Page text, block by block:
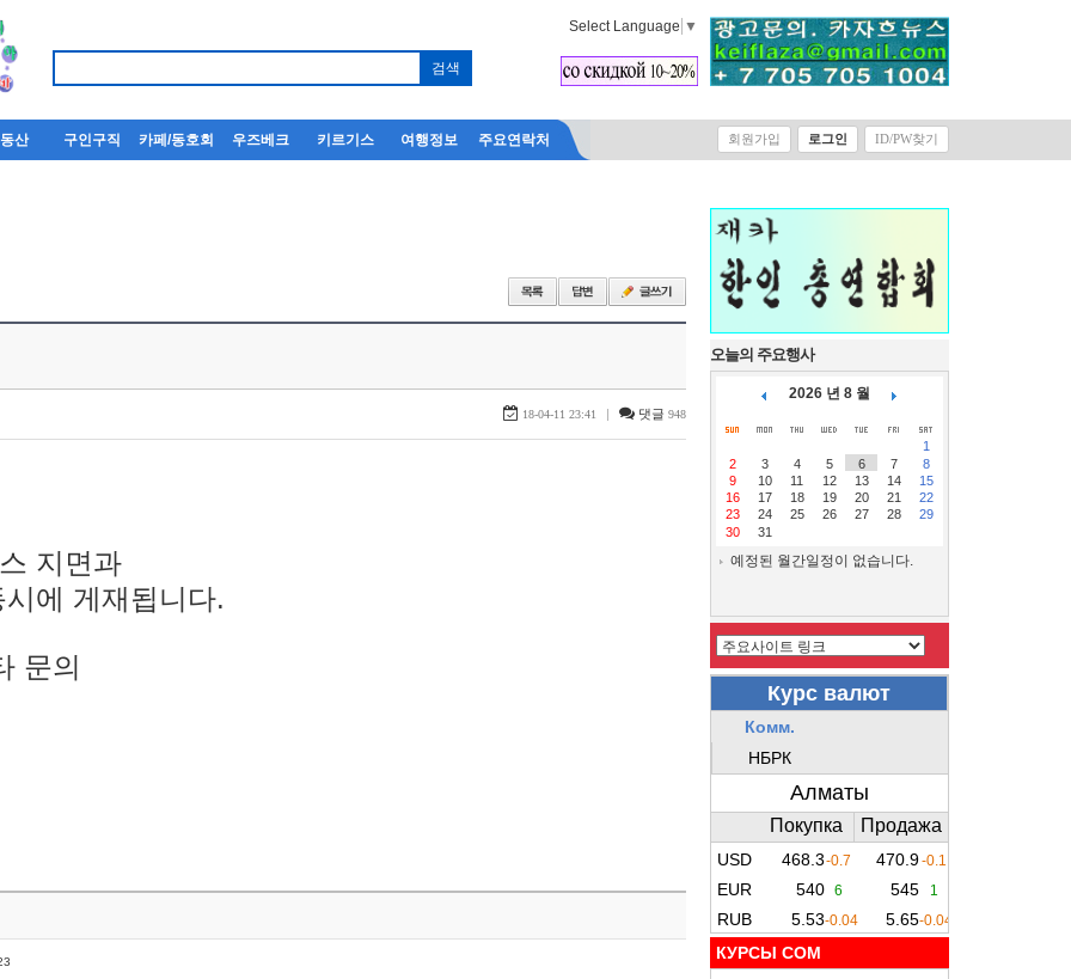
Select Language ▼
산 구인구직 카페/동호회 우즈베크 키르기스 여행정보 주요연락처 회원가입 로그인 ID/PW찾기
18-04-11 23:41 | 댓글 948
지면과
에 게재됩니다.
문의
오늘의 주요행사
2026 년 8 월
1
2
3 4 5 6 7
8
9
10 11 12 13 14
15
16
17 18 19 20 21
22
23
24 25 26 27 28
29
30
31
예정된 월간일정이 없습니다.
КУРСЫ COM